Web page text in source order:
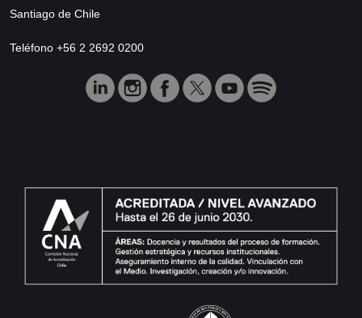
Santiago de Chile
Teléfono +56 2 2692 0200